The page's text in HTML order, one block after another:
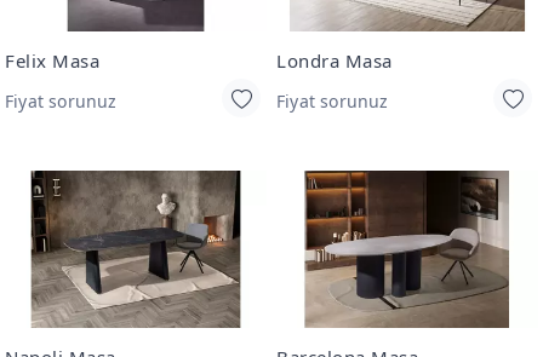
Felix Masa
Fiyat sorunuz
Londra Masa
Fiyat sorunuz